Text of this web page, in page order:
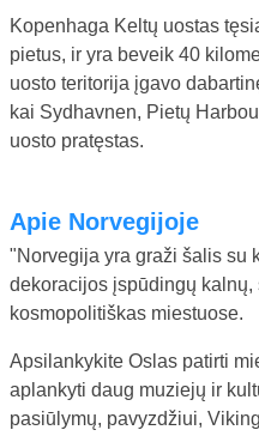
Kopenhaga Keltų uostas
pietus, ir yra beveik 40
uosto teritorija įgavo
kai Sydhavnen, Pietų
uosto pratęstas.
Apie Norvegijoje
"Norvegija yra graži šalis su
dekoracijos įspūdingų
kosmopolitiškas miestuose.
Apsilankykite Oslas patirti
aplankyti daug muziejų ir
pasiūlymų, pavyzdžiui,